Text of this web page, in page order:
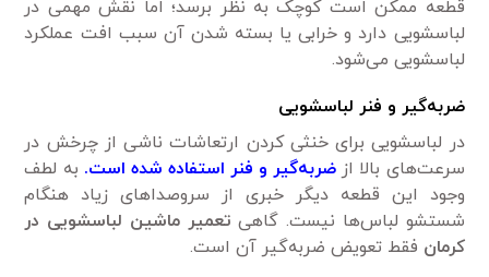
قطعه ممکن است کوچک به نظر برسد؛ اما نقش مهمی در
لباسشویی دارد و خرابی یا بسته شدن آن سبب افت عملکرد
لباسشویی می‌شود.
ضربه‌گیر و فنر لباسشویی
در لباسشویی برای خنثی کردن ارتعاشات ناشی از چرخش در
سرعت‌های بالا از ضربه‌گیر و فنر استفاده شده است. به لطف
وجود این قطعه دیگر خبری از سروصداهای زیاد هنگام
شستشو لباس‌ها نیست. گاهی تعمیر ماشین لباسشویی در
کرمان فقط تعویض ضربه‌گیر آن است.